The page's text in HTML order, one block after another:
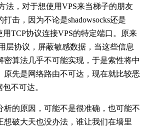
法，对于想使用VPS来当梯子的朋友
击，因为不论是shadowsocks还是
用TCP协议连接VPS的特定端口。原来
层协议，屏蔽敏感数据，当这些信息
密算法几乎不可能实现，于是索性将中
原先是网络路由不可达，现在就比较恶
不可达。
析的原因，可能不是很准确，也可能不
想破大天也没办法，谁让我们在墙里